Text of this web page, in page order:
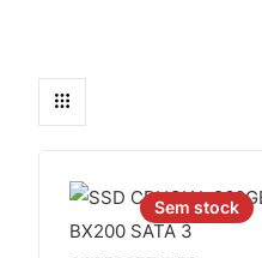
Sem stock